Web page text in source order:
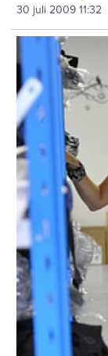
30 juli 2009 11:32